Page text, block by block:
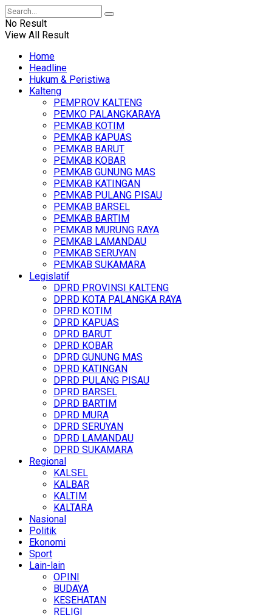
No Result
View All Result
Home
Headline
Hukum & Peristiwa
Kalteng
PEMPROV KALTENG
PEMKO PALANGKARAYA
PEMKAB KOTIM
PEMKAB KAPUAS
PEMKAB BARUT
PEMKAB KOBAR
PEMKAB GUNUNG MAS
PEMKAB KATINGAN
PEMKAB PULANG PISAU
PEMKAB BARSEL
PEMKAB BARTIM
PEMKAB MURUNG RAYA
PEMKAB LAMANDAU
PEMKAB SERUYAN
PEMKAB SUKAMARA
Legislatif
DPRD PROVINSI KALTENG
DPRD KOTA PALANGKA RAYA
DPRD KOTIM
DPRD KAPUAS
DPRD BARUT
DPRD KOBAR
DPRD GUNUNG MAS
DPRD KATINGAN
DPRD PULANG PISAU
DPRD BARSEL
DPRD BARTIM
DPRD MURA
DPRD SERUYAN
DPRD LAMANDAU
DPRD SUKAMARA
Regional
KALSEL
KALBAR
KALTIM
KALTARA
Nasional
Politik
Ekonomi
Sport
Lain-lain
OPINI
BUDAYA
KESEHATAN
RELIGI